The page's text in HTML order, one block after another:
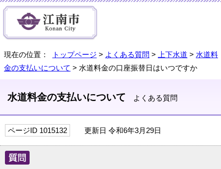
現在の位置： トップページ > よくある質問 > 上下水道 > 水道料
金の支払いについて > 水道料金の口座振替日はいつですか
水道料金の支払いについて よくある質問
ページID 1015132 更新日 令和6年3月29日